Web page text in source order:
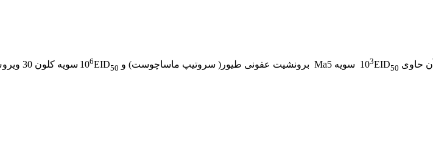
10
3EID50 سویه Ma5 برونشیت عفونی طیور( سروتیپ ماساچوست) و 10 6EID50 سویه کلون 30 ویروس نیوکاسل می باشد.